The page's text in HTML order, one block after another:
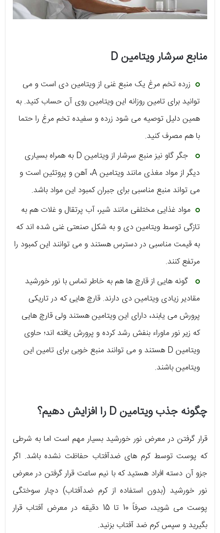
منابع سرشار ویتامین D
زرده تخم مرغ یک منبع غنی از ویتامین دی است و می
توانید برای تامین روزانه این ویتامین روی آن حساب کنید. به
همین دلیل توصیه می شود زرده و سفیده تخم مرغ را حتما
با هم مصرف کنید.
جگر گاو نیز منبع سرشار از ویتامین D به همراه بسیاری
دیگر از مواد مغذی مانند ویتامین A، آهن و پروتئین است و
می تواند منبع مناسبی برای جبران کمبود این مواد باشد.
مواد غذایی مختلفی مانند شیر، آب پرتقال و غلات هم به
تازگی توسط ویتامین دی و به شکل صنعتی غنی شده اند که
به قیمت مناسبی در دسترس هستند و می توانند این کمبود را
مرتفع کنند.
گونه هایی از قارچ ها هم به خاطر تماس با نور خورشید
مقادیر زیادی ویتامین دی دارند. قارچ هایی که در تاریکی
پرورش می یابند، دارای این ویتامین هستند ولی قارچ هایی
که زیر نور ماوراء بنفش رشد کرده و پرورش یافته اند؛ حاوی
ویتامین D هستند و می توانند منبع خوبی برای تامین این
ویتامین باشند.
چگونه جذب ویتامین D را افزایش دهیم؟
قرار گرفتن در معرض نور خورشید بسیار مهم است اما به شرطی
که پوست توسط کرم‌ های ضدآفتاب حفاظت نشده باشد. اگر
جزو آن دسته افراد هستید که با نیم ساعت قرار گرفتن در معرض
نور خورشید (بدون استفاده از کرم ضدآفتاب) دچار سوختگی
پوست می‌ شوید، صرفاً 10 تا 15 دقیقه در معرض آفتاب قرار
بگیرید و سپس کرم ضد آفتاب بزنید.